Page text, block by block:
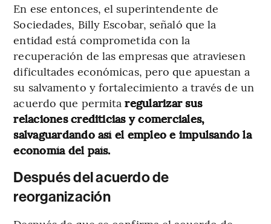
En ese entonces, el superintendente de
Sociedades, Billy Escobar, señaló que la
entidad está comprometida con la
recuperación de las empresas que atraviesen
dificultades económicas, pero que apuestan a
su salvamento y fortalecimiento a través de un
acuerdo que permitaregularizar sus
relaciones crediticias y comerciales,
salvaguardando así el empleo e impulsando la
economía del país.
Después del acuerdo de
reorganización